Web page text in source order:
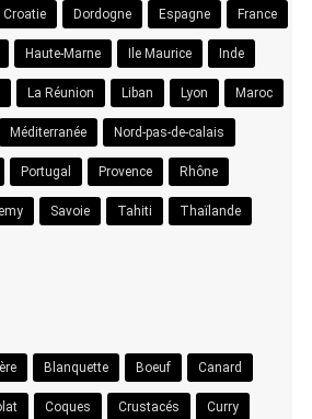
Croatie Dordogne Espagne France
Haute-Marne Ile Maurice Inde
La Réunion Liban Lyon Maroc
Méditerranée Nord-pas-de-calais
Portugal Provence Rhône
Savoie Tahiti Thaïlande
Blanquette Boeuf Canard
Coques Crustacés Curry